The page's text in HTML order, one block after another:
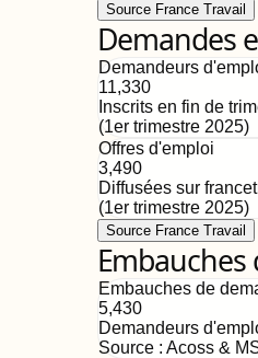
Source France Travail
Demandes
Demandeurs
11,330
Inscrits en fin de
(1er trimestre 2025)
Offres d'emploi
3,490
Diffusées sur
(1er trimestre 2025)
Source France Travail
Embauches de
5,430
Demandeurs
Source : Acoss &